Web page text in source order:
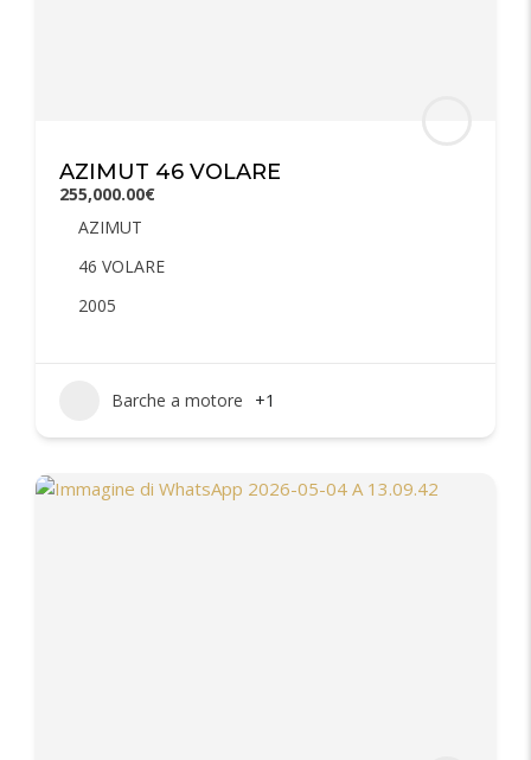
AZIMUT 46 VOLARE
255,000.00€
AZIMUT
46 VOLARE
2005
Barche a motore +1